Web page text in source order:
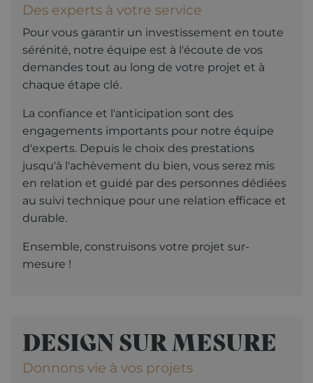
Des experts à votre service
Pour vous garantir un investissement en toute
sérénité, notre équipe est à l'écoute de vos
demandes tout au long de votre projet et à
chaque étape clé.
La confiance et l'anticipation sont des
engagements importants pour notre équipe
d'experts. Depuis le choix des prestations
jusqu'à l'achèvement du bien, vous serez mis
en relation et guidé par des personnes dédiées
au suivi technique pour une relation efficace et
durable.
Ensemble, construisons votre projet sur-
mesure !
DESIGN SUR MESURE
Donnons vie à vos projets